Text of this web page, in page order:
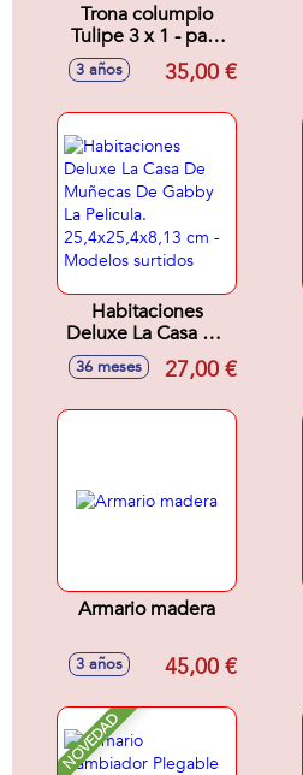
Trona columpio
Tulipe 3 x 1 - para
muñecas de hasta
50 cm. 30x31x60
3 años 35,00 €
Habitaciones
Deluxe La Casa De
Muñecas De
Gabby La Pelicula.
- Modelos surtidos
36 meses 27,00 €
Armario madera
3 años 45,00 €
NOVEDAD